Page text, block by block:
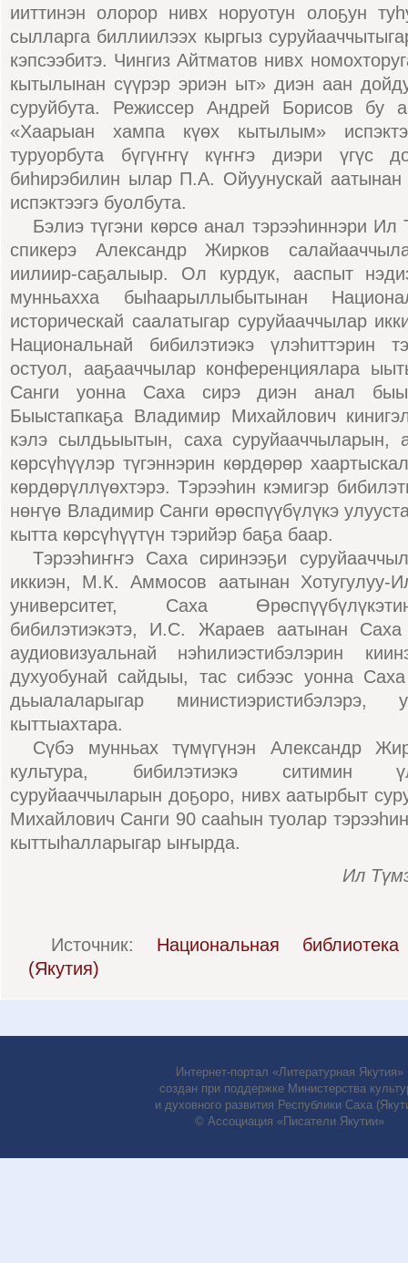
ииттинэн олорор нивх норуотун олоҕун
сылларга биллиилээх кыргыз
кэпсээбитэ. Чингиз Айтматов нивх
кытылынан сүүрэр эриэн ыт» диэн аан
суруйбута. Режиссер Андрей Борисов бу
«Хаарыан хампа күөх кытылым»
туруорбута бүгүҥҥү күҥҥэ диэри үгүс
биһирэбилин ылар П.А. Ойуунускай аатынан
испэктээгэ буолбута.
Бэлиэ түгэни көрсө анал тэрээһиннэри
спикерэ Александр Жирков
иилиир-саҕалыыр. Ол курдук, ааспыт
мунньахха быһаарыллыбытынан
историческай саалатыгар суруйааччылар
Национальнай бибилэтиэкэ үлэһиттэрин
остуол, ааҕааччылар конференциялара
Санги уонна Саха сирэ диэн анал
Быыстапкаҕа Владимир Михайлович
кэлэ сылдьыытын, саха суруйааччыларын,
көрсүһүүлэр түгэннэрин көрдөрөр
көрдөрүллүөхтэрэ. Тэрээһин кэмигэр
нөҥүө Владимир Санги өрөспүүбүлүкэ
кытта көрсүһүүтүн тэрийэр баҕа баар.
Тэрээһиҥҥэ Саха сиринээҕи
иккиэн, М.К. Аммосов аатынан Хотугулуу-
университет, Саха
бибилэтиэкэтэ, И.С. Жараев аатынан Саха
аудиовизуальнай нэһилиэстибэлэрин
духуобунай сайдыы, тас сибээс уонна
дьыалаларыгар министиэристибэлэрэ,
кыттыахтара.
Сүбэ мунньах түмүгүнэн Александр
культура, бибилэтиэкэ ситимин
суруйааччыларын доҕоро, нивх аатырбыт
Михайлович Санги 90 сааһын туолар
кыттыһалларыгар ыҥырда.
Ил
Источник: Национальная
(Якутия)
Интернет-портал «Литературная Якутия»
создан при поддержке Министерства
и духовного развития Республики Саха
© Ассоциация «Писатели Якутии»